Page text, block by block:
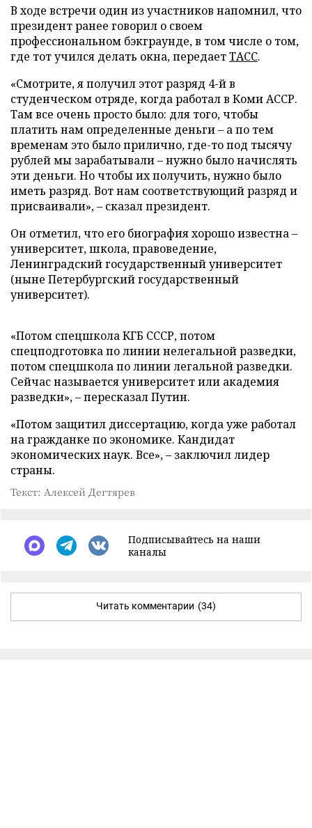
В ходе встречи один из участников напомнил, что
президент ранее говорил о своем
профессиональном бэкграунде, в том числе о том,
где тот учился делать окна, передаетТАСС.
«Смотрите, я получил этот разряд 4-й в
студенческом отряде, когда работал в Коми АССР.
Там все очень просто было: для того, чтобы
платить нам определенные деньги – а по тем
временам это было прилично, где-то под тысячу
рублей мы зарабатывали – нужно было начислять
эти деньги. Но чтобы их получить, нужно было
иметь разряд. Вот нам соответствующий разряд и
присваивали», – сказал президент.
Он отметил, что его биография хорошо известна –
университет, школа, правоведение,
Ленинградский государственный университет
(ныне Петербургский государственный
университет).
«Потом спецшкола КГБ СССР, потом
спецподготовка по линии нелегальной разведки,
потом спецшкола по линии легальной разведки.
Сейчас называется университет или академия
разведки», – пересказал Путин.
«Потом защитил диссертацию, когда уже работал
на гражданке по экономике. Кандидат
экономических наук. Все», – заключил лидер
страны.
Текст: Алексей Дегтярев
Подписывайтесь на наши
каналы
Читать комментарии (34)